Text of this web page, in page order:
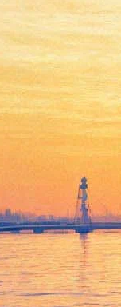
выпустит в
написанную
два месяца до
сочинения на
героев после
жанр